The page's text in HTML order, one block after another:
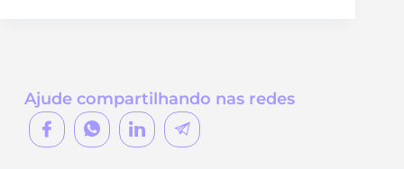
Ajude compartilhando nas redes